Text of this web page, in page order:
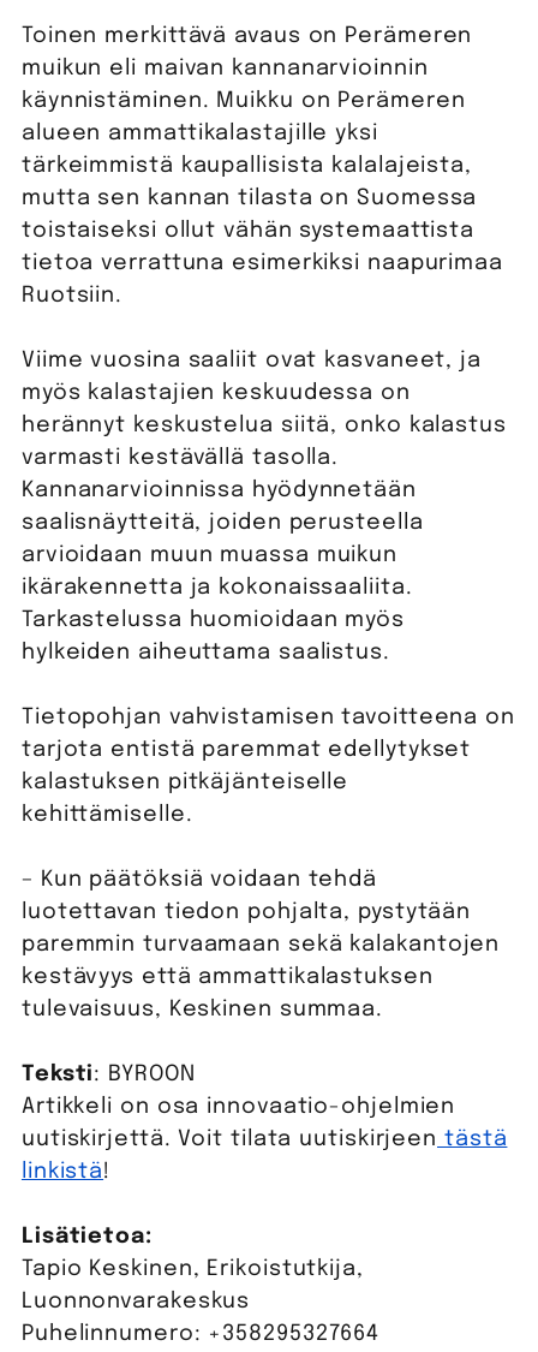
Toinen merkittävä avaus on Perämeren
muikun eli maivan kannanarvioinnin
käynnistäminen. Muikku on Perämeren
alueen ammattikalastajille yksi
tärkeimmistä kaupallisista kalalajeista,
mutta sen kannan tilasta on Suomessa
toistaiseksi ollut vähän systemaattista
tietoa verrattuna esimerkiksi naapurimaa
Ruotsiin.
Viime vuosina saaliit ovat kasvaneet, ja
myös kalastajien keskuudessa on
herännyt keskustelua siitä, onko kalastus
varmasti kestävällä tasolla.
Kannanarvioinnissa hyödynnetään
saalisnäytteitä, joiden perusteella
arvioidaan muun muassa muikun
ikärakennetta ja kokonaissaaliita.
Tarkastelussa huomioidaan myös
hylkeiden aiheuttama saalistus.
Tietopohjan vahvistamisen tavoitteena on
tarjota entistä paremmat edellytykset
kalastuksen pitkäjänteiselle
kehittämiselle.
– Kun päätöksiä voidaan tehdä
luotettavan tiedon pohjalta, pystytään
paremmin turvaamaan sekä kalakantojen
kestävyys että ammattikalastuksen
tulevaisuus, Keskinen summaa.
Teksti: BYROON
Artikkeli on osa innovaatio-ohjelmien
uutiskirjettä. Voit tilata uutiskirjeen tästä
linkistä!
Lisätietoa:
Tapio Keskinen, Erikoistutkija,
Luonnonvarakeskus
Puhelinnumero: +358295327664